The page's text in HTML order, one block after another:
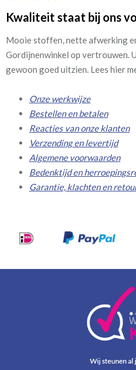
Kwaliteit staat bij ons
Mooie stoffen, nette afwerking
Gordijnenwinkel op vertrouwen.
gewoon goed uitzien. Lees hier
Onze werkwijze
Bestellen en betalen
Reacties van onze klanten
Verzending en levertijd
Algemene voorwaarden
Bedenktijd en
Garantie, klachten en